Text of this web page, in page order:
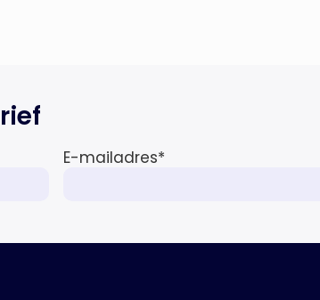
E-mailadres*